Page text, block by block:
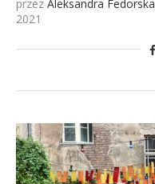
przez Aleksandra Fedorska
2021